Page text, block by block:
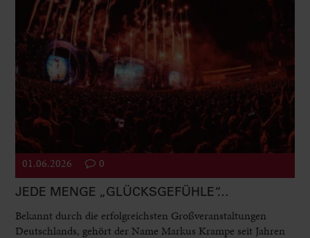
01.06.2026 0
JEDE MENGE „GLÜCKSGEFÜHLE“…
Bekannt durch die erfolgreichsten Großveranstaltungen
Deutschlands, gehört der Name Markus Krampe seit Jahren